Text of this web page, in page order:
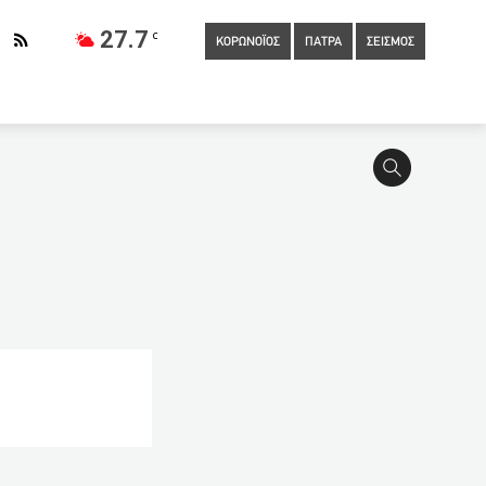
27.7 C
ΚΟΡΩΝΟΪΟΣ ΠΑΤΡΑ ΣΕΙΣΜΟΣ
Μύκονος: Η τραγική ιστορία του 37χρονου